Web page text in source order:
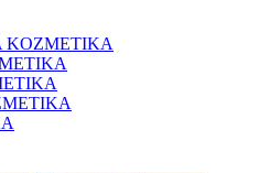
KOZMETIKA